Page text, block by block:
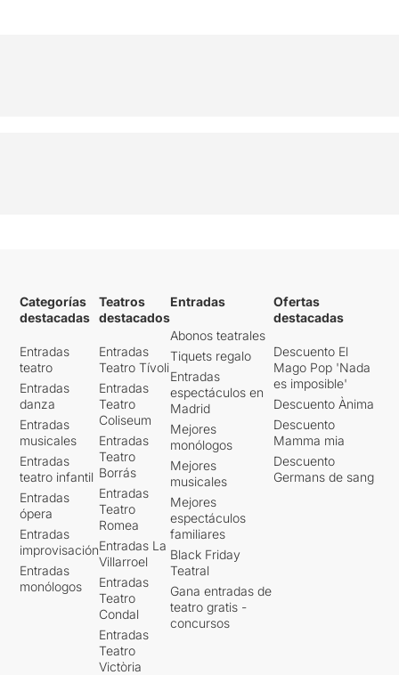
Categorías
destacadas
Entradas
teatro
Entradas
danza
Entradas
musicales
Entradas
teatro infantil
Entradas
ópera
Entradas
improvisación
Entradas
monólogos
Teatros
destacados
Entradas
Teatro Tívoli
Entradas
Teatro
Coliseum
Entradas
Teatro
Borrás
Entradas
Teatro
Romea
Entradas La
Villarroel
Entradas
Teatro
Condal
Entradas
Teatro
Victòria
Entradas
Abonos teatrales
Tiquets regalo
Entradas
espectáculos en
Madrid
Mejores
monólogos
Mejores
musicales
Mejores
espectáculos
familiares
Black Friday
Teatral
Gana entradas de
teatro gratis -
concursos
Ofertas
destacadas
Descuento El
Mago Pop 'Nada
es imposible'
Descuento Ànima
Descuento
Mamma mia
Descuento
Germans de sang